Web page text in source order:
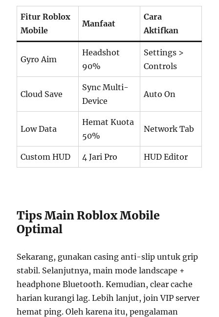
Fitur Roblox
Mobile
Manfaat
Cara
Aktifkan
Gyro Aim
Headshot
90%
Settings >
Controls
Cloud Save
Sync Multi-
Device
Auto On
Low Data
Hemat Kuota
50%
Network Tab
Custom HUD 4 Jari Pro HUD Editor
Tips Main Roblox Mobile
Optimal
Sekarang, gunakan casing anti-slip untuk grip
stabil. Selanjutnya, main mode landscape +
headphone Bluetooth. Kemudian, clear cache
harian kurangi lag. Lebih lanjut, join VIP server
hemat ping. Oleh karena itu, pengalaman